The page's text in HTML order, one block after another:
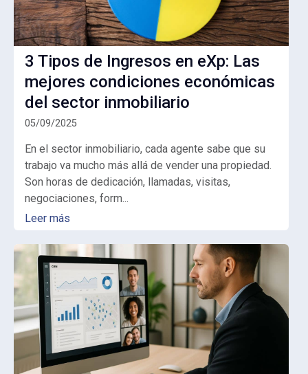
3 Tipos de Ingresos en eXp: Las
mejores condiciones económicas
del sector inmobiliario
05/09/2025
En el sector inmobiliario, cada agente sabe que su
trabajo va mucho más allá de vender una propiedad.
Son horas de dedicación, llamadas, visitas,
negociaciones, form...
Leer más